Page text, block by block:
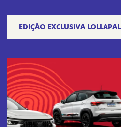
EDIÇÃO EXCLUSIVA